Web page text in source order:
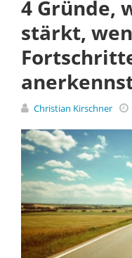
4 Gründe,
stärkt,
Christian Kirschner